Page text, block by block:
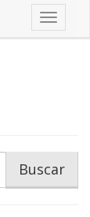
Buscar